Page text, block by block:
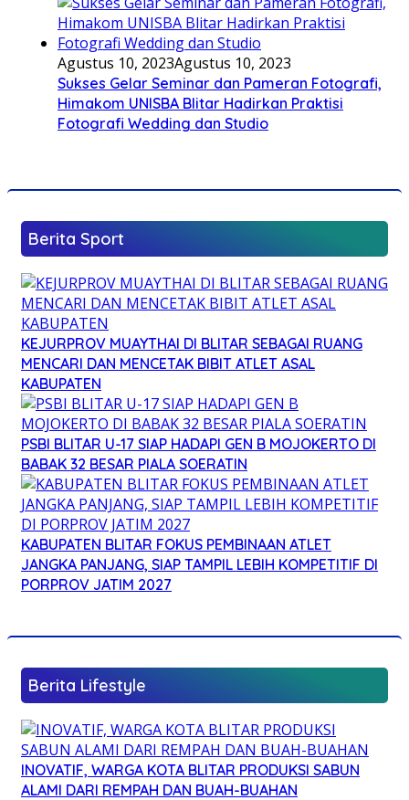
Agustus 10, 2023Agustus 10, 2023
Sukses Gelar Seminar dan Pameran Fotografi,
Himakom UNISBA Blitar Hadirkan Praktisi
Fotografi Wedding dan Studio
Berita Sport
KEJURPROV MUAYTHAI DI BLITAR SEBAGAI RUANG
MENCARI DAN MENCETAK BIBIT ATLET ASAL
KABUPATEN
PSBI BLITAR U-17 SIAP HADAPI GEN B MOJOKERTO DI
BABAK 32 BESAR PIALA SOERATIN
KABUPATEN BLITAR FOKUS PEMBINAAN ATLET
JANGKA PANJANG, SIAP TAMPIL LEBIH KOMPETITIF DI
PORPROV JATIM 2027
Berita Lifestyle
INOVATIF, WARGA KOTA BLITAR PRODUKSI SABUN
ALAMI DARI REMPAH DAN BUAH-BUAHAN